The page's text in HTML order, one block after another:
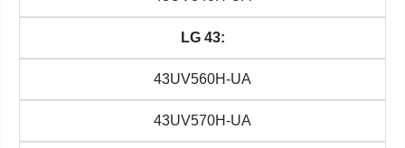
LG 43:
43UV560H-UA
43UV570H-UA